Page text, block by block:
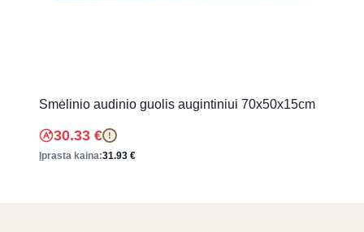
Smėlinio audinio guolis augintiniui 70x50x15cm
30.33 € !
Įprasta kaina:31.93 €